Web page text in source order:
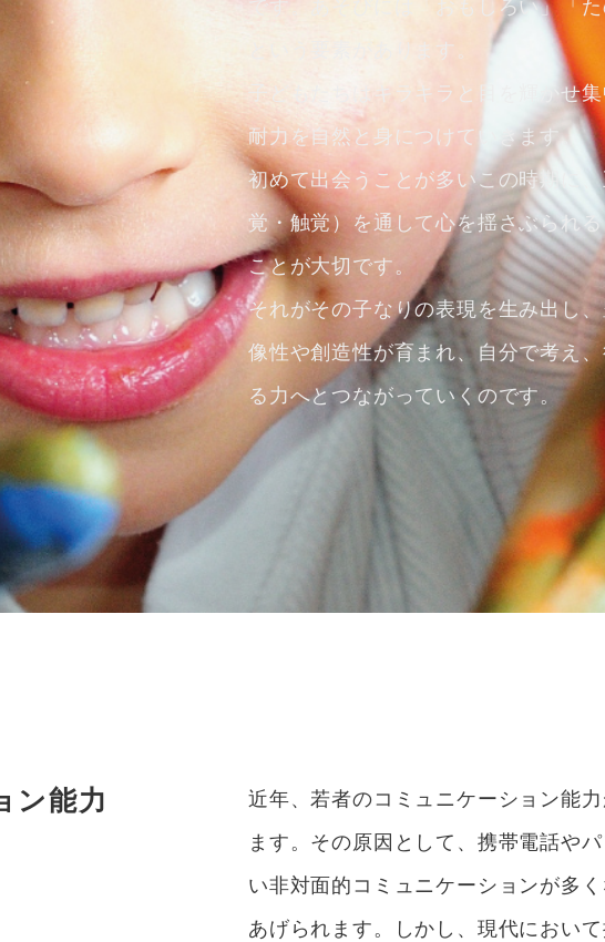
です。あそびには「おもしろい」「
という要素があります。
子どもたちはキラキラと目を輝かせ
耐力を自然と身につけていきます。
初めて出会うことが多いこの時期に
覚・触覚）を通して心を揺さぶられ
ことが大切です。
それがその子なりの表現を生み出し
像性や創造性が育まれ、自分で考え
る力へとつながっていくのです。
ン能力​
近年、若者のコミュニケーション能
ます。その原因として、携帯電話や
い非対面的コミュニケーションが多
あげられます。しかし、現代におい